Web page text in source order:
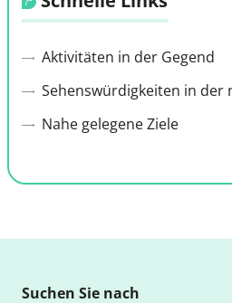
Aktivitäten in der Gegend
Sehenswürdigkeiten in der
Nahe gelegene Ziele
Suchen Sie nach